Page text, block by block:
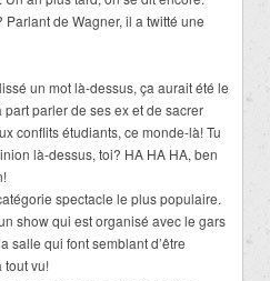
de Wagner, il a twitté une
un mot là-dessus, ça aurait été le
parler de ses ex et de sacrer
conflits étudiants, ce monde-là! Tu
là-dessus, toi? HA HA HA, ben
spectacle le plus populaire.
show qui est organisé avec le gars
salle qui font semblant d’être
tout vu!